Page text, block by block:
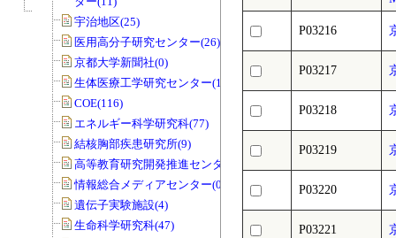
宇治地区(25)
医用高分子研究センター(26)
京都大学新聞社(0)
生体医療工学研究センター(19)
COE(116)
エネルギー科学研究科(77)
結核胸部疾患研究所(9)
高等教育研究開発推進センター(68)
情報総合メディアセンター(0)
遺伝子実験施設(4)
生命科学研究科(47)
P03216
P03217
P03218
P03219
P03220
P03221